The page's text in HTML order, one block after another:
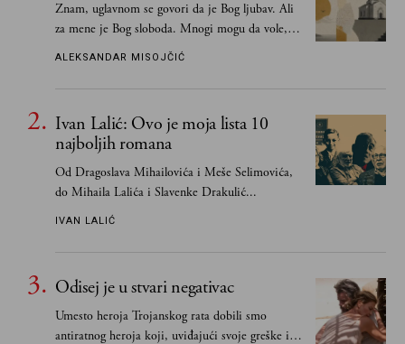
Znam, uglavnom se govori da je Bog ljubav. Ali
za mene je Bog sloboda. Mnogi mogu da vole, a
tek retki mogu da podnesu slobodu
ALEKSANDAR MISOJČIĆ
Ivan Lalić: Ovo je moja lista 10
najboljih romana
Od Dragoslava Mihailovića i Meše Selimovića,
do Mihaila Lalića i Slavenke Drakulić...
IVAN LALIĆ
Odisej je u stvari negativac
Umesto heroja Trojanskog rata dobili smo
antiratnog heroja koji, uviđajući svoje greške i